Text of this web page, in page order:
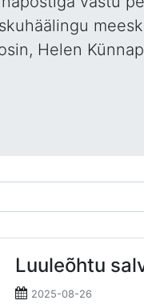
Helen
Luuleõhtu
2025-08-26